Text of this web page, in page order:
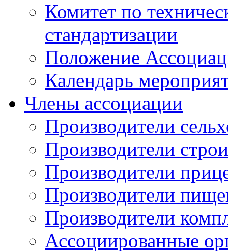
Комитет по
стандартизации
Положение
Календарь
Члены ассоциации
Производители
Производители
Производители
Производители
Производители
Ассоциированные